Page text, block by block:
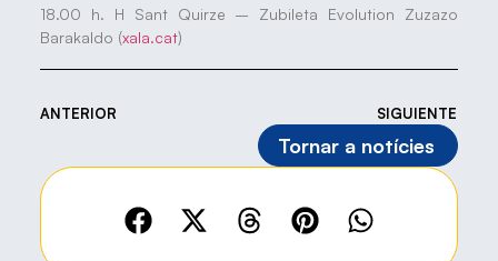
18.00 h. H Sant Quirze – Zubileta Evolution Zuzazo
Barakaldo (xala.cat)
ANTERIOR SIGUIENTE
Tornar a notícies